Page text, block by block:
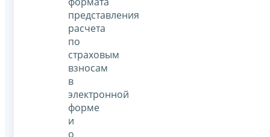
представления
расчета
по
страховым
взносам
в
электронной
форме
и
о